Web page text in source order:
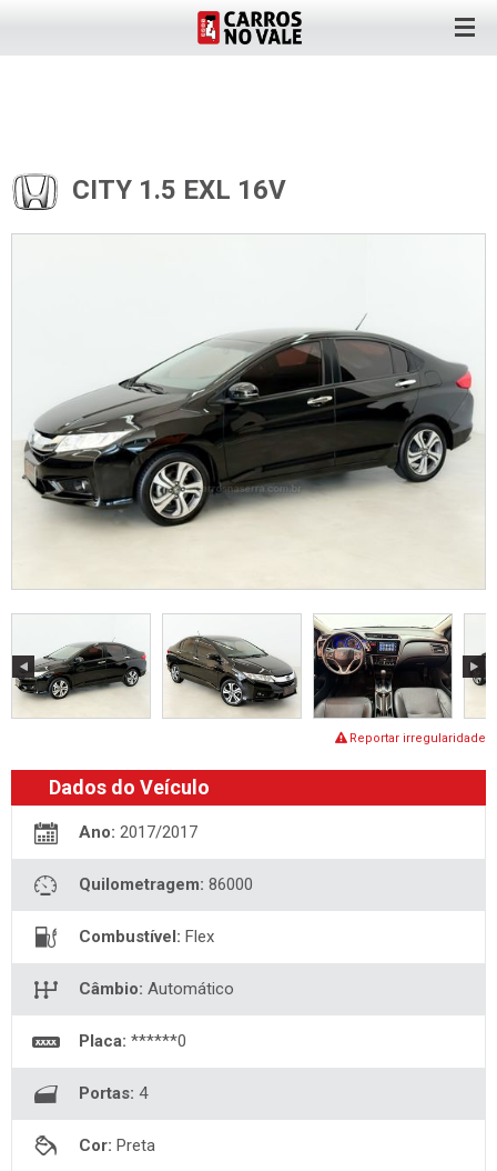
CITY 1.5 EXL 16V
Reportar irregularidade
Dados do Veículo
Ano: 2017/2017
Quilometragem: 86000
Combustível: Flex
Câmbio: Automático
Placa: ******0
Portas: 4
Cor: Preta